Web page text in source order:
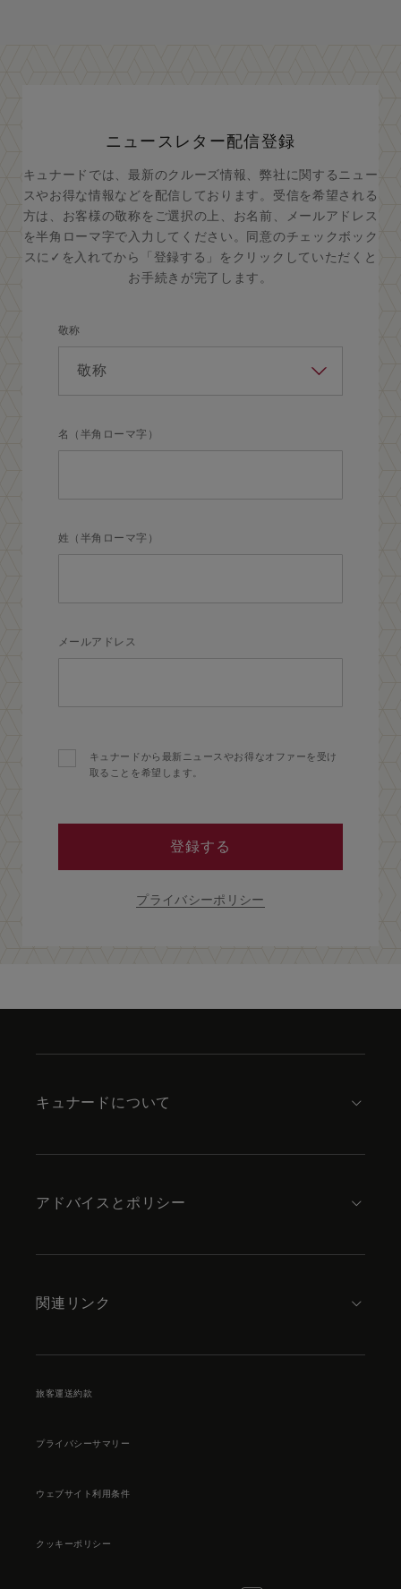
ニュースレター配信登録
キュナードでは、最新のクルーズ情報、弊社に関するニュー
スやお得な情報などを配信しております。受信を希望される
方は、お客様の敬称をご選択の上、お名前、メールアドレス
を半角ローマ字で入力してください。同意のチェックボック
スに✓を入れてから「登録する」をクリックしていただくと
お手続きが完了します。
敬称
名（半角ローマ字）
姓（半角ローマ字）
メールアドレス
キュナードから最新ニュースやお得なオファーを受け
取ることを希望します。
登録する
プライバシーポリシー
キュナードについて
アドバイスとポリシー
関連リンク
旅客運送約款
プライバシーサマリー
ウェブサイト利用条件
クッキーポリシー